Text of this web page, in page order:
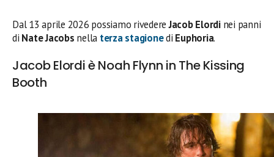
Dal 13 aprile 2026 possiamo rivedereJacob Elordi nei panni
di NateJacobs nella terza stagionedi Euphoria.
Jacob Elordi è Noah Flynn in The Kissing
Booth